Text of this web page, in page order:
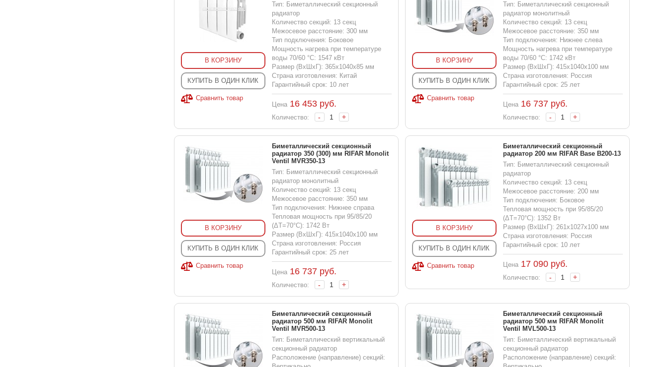
В КОРЗИНУ
КУПИТЬ В ОДИН КЛИК
Сравнить товар
Тип: Биметаллический секционный
радиатор
Количество секций: 13 секц
Межосевое расстояние: 300 мм
Тип подключения: Боковое
Мощность нагрева при температуре
воды 70/60 °С: 1547 кВт
Размер (ВхШхГ): 365x1040x85 мм
Страна изготовления: Китай
Гарантийный срок: 10 лет
Цена 16 453руб.
Количество: - +
В КОРЗИНУ
КУПИТЬ В ОДИН КЛИК
Сравнить товар
Тип: Биметаллический секционный
радиатор монолитный
Количество секций: 13 секц
Межосевое расстояние: 350 мм
Тип подключения: Нижнее слева
Мощность нагрева при температуре
воды 70/60 °С: 1742 кВт
Размер (ВхШхГ): 415x1040x100 мм
Страна изготовления: Россия
Гарантийный срок: 25 лет
Цена 16 737руб.
Количество: - +
В КОРЗИНУ
КУПИТЬ В ОДИН КЛИК
Сравнить товар
Биметаллический секционный
радиатор 350 (300) мм RIFAR Monolit
Ventil MVR350-13
Тип: Биметаллический секционный
радиатор монолитный
Количество секций: 13 секц
Межосевое расстояние: 350 мм
Тип подключения: Нижнее справа
Тепловая мощность при 95/85/20
(ΔT=70°C): 1742 Вт
Размер (ВхШхГ): 415x1040x100 мм
Страна изготовления: Россия
Гарантийный срок: 25 лет
Цена 16 737руб.
Количество: - +
В КОРЗИНУ
КУПИТЬ В ОДИН КЛИК
Сравнить товар
Биметаллический секционный
радиатор 200 мм RIFAR Base B200-13
Тип: Биметаллический секционный
радиатор
Количество секций: 13 секц
Межосевое расстояние: 200 мм
Тип подключения: Боковое
Тепловая мощность при 95/85/20
(ΔT=70°C): 1352 Вт
Размер (ВхШхГ): 261x1027x100 мм
Страна изготовления: Россия
Гарантийный срок: 10 лет
Цена 17 090руб.
Количество: - +
Биметаллический секционный
радиатор 500 мм RIFAR Monolit
Ventil MVR500-13
Тип: Биметаллический вертикальный
секционный радиатор
Расположение (направление) секций:
Биметаллический секционный
радиатор 500 мм RIFAR Monolit
Ventil MVL500-13
Тип: Биметаллический вертикальный
секционный радиатор
Расположение (направление) секций: